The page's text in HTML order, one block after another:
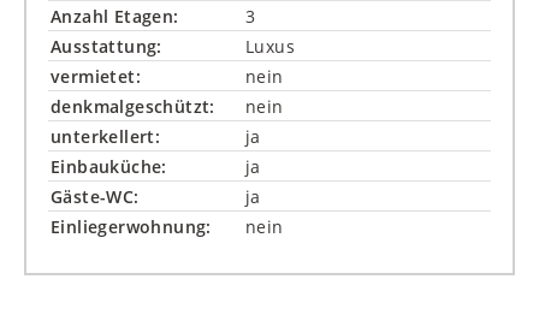
Anzahl Etagen:
3
Ausstattung:
Luxus
vermietet:
nein
denkmalgeschützt:
nein
unterkellert:
ja
Einbauküche:
ja
Gäste-WC:
ja
Einliegerwohnung:
nein